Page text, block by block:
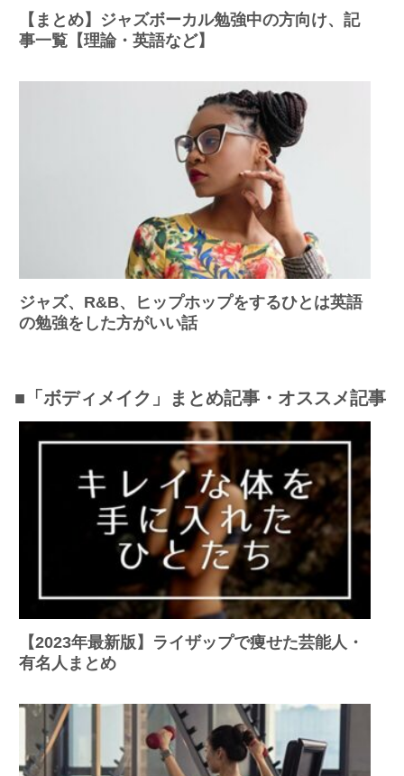
【まとめ】ジャズボーカル勉強中の方向け、記
事一覧【理論・英語など】
ジャズ、R&B、ヒップホップをするひとは英語
の勉強をした方がいい話
■「ボディメイク」まとめ記事・オススメ記事
【2023年最新版】ライザップで痩せた芸能人・
有名人まとめ